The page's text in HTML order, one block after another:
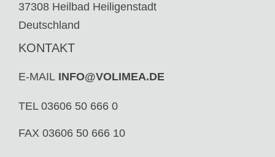
37308 Heilbad Heiligenstadt
Deutschland
KONTAKT
E-MAIL INFO@VOLIMEA.DE
TEL 03606 50 666 0
FAX 03606 50 666 10